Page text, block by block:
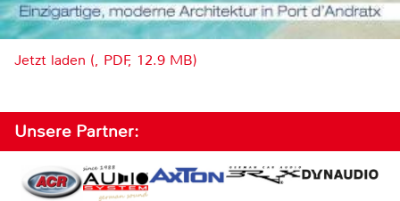
Jetzt laden (, PDF, 12.9 MB)
Unsere Partner: